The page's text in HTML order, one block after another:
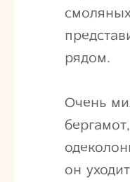
рядом.
Очень
он